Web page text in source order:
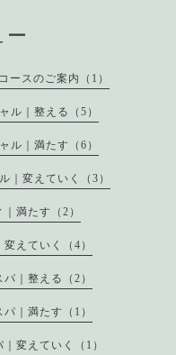
コースのご案内（1）
ル｜整える（5）
ル｜満たす（6）
｜変えていく（3）
満たす（2）
えていく（4）
｜整える（2）
｜満たす（1）
変えていく（1）